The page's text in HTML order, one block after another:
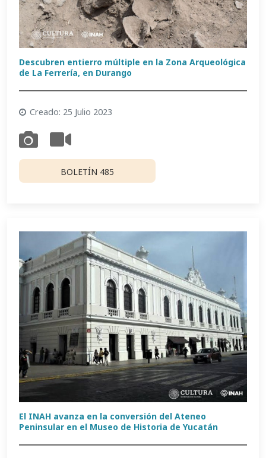
Descubren entierro múltiple en la Zona Arqueológica
de La Ferrería, en Durango
Creado: 25 Julio 2023
BOLETÍN 485
El INAH avanza en la conversión del Ateneo
Peninsular en el Museo de Historia de Yucatán